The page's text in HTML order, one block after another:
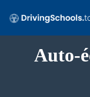
Auto-